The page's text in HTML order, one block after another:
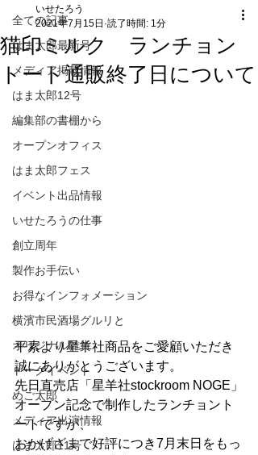
全ての記事
はま太郎最新号
メディア掲載情報
はま太郎12号
編集部の書棚から
オープンオフィス
はま太郎フェス
イベント出品情報
いせたろうの仕事
創立周年
製作お手伝い
お得なインフォメーション
横濱市民酒場グルリと
オリジナル雑貨
トークイベント
めご太郎
メディア出演情報
はま太郎11号
猫印ミルク ランチョン
トート通販終了日について
いせたろう
2021年7月15日 読了時間: 1分
平素より星羊社商品をご愛顧いただき
誠にありがとうございます。
先日直売店「星羊社stockroom NOGE」
オープン記念で制作したランチョント
ートですが、
おかげざまで好評につき7月末日をもっ